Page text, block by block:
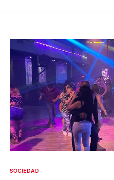
SOCIEDAD